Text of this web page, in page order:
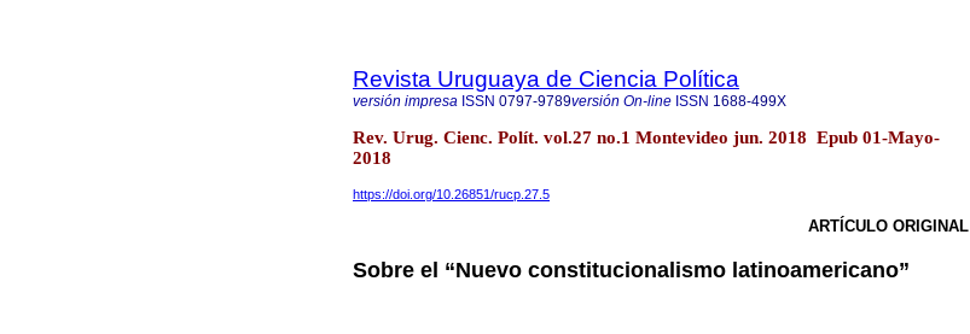
Revista Uruguaya de Ciencia Política
versión impresa ISSN 0797-9789versión On-line ISSN 1688-499X
Rev. Urug. Cienc. Polít. vol.27 no.1 Montevideo jun. 2018 Epub 01-Mayo-
2018
https://doi.org/10.26851/rucp.27.5
ARTÍCULO ORIGINAL
Sobre el “Nuevo constitucionalismo latinoamericano”